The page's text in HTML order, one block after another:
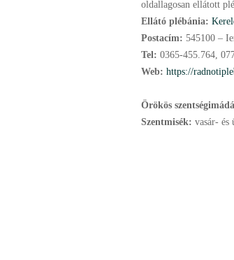
oldallagosan ellátott
Ellátó plébánia:
Postacím: 545100 –
Tel: 0365-455.764,
Web: https://
Örökös
Szentmisék: vasár- és